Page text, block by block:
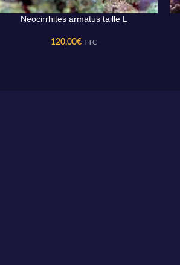
AU PANIER
Neocirrhites armatus taille L
120,00€ TTC